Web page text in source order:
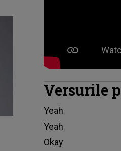
Versurile
Yeah
Yeah
Okay